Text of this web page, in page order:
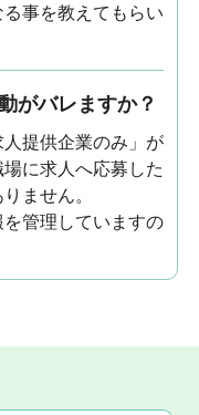
事を教えてもらい
がバレますか？
提供企業のみ」が
に求人へ応募した
ません。
管理していますの